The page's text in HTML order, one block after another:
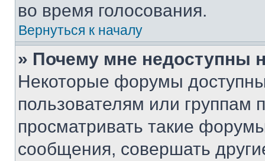
во время голосования.
Вернуться к началу
» Почему мне недоступны
Некоторые форумы
пользователям или группам
просматривать такие
сообщения, совершать